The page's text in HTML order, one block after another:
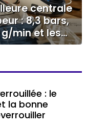
centrale
: 8,3 bars,
g/min et les
qui
: le
la bonne